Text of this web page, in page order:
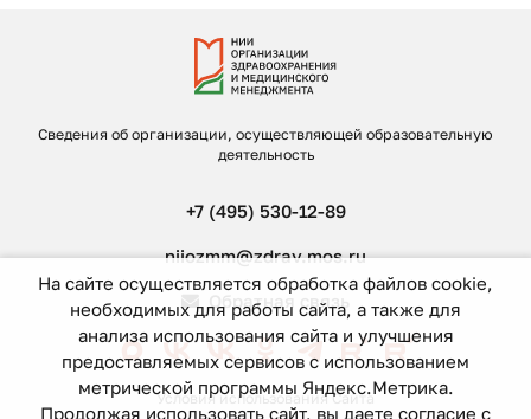
Сведения об организации, осуществляющей образовательную
деятельность
+7 (495) 530-12-89
niiozmm@zdrav.mos.ru
Обратная связь
Условия использования Сайта
На сайте осуществляется обработка файлов cookie,
необходимых для работы сайта, а также для
анализа использования сайта и улучшения
предоставляемых сервисов с использованием
метрической программы Яндекс.Метрика.
Продолжая использовать сайт, вы даете согласие с